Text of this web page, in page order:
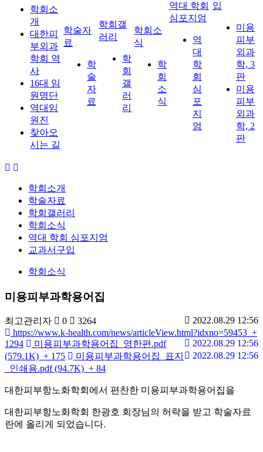
학회소
개
대한피
부외과
학회 역
사
16대 임
원명단
역대임
원진
찾아오
시는 길
학술자
료
학
술
자
료
학회갤
러리
학
회
갤
러
리
학회소
식
학
회
소
식
역대 학회
심포지엄
역
대
학
회
심
포
지
엄
입
미용
피부
외과
학, 3
판
미용
피부
외과
학, 2
판
학회소개
학술자료
학회갤러리
학회소식
역대 학회 심포지엄
교과서구입
학회소식
미용피부과학용어집
최고관리자 0 3264
2022.08.29 12:56
https://www.k-health.com/news/articleView.html?idxno=59453 +
1294
2022.08.29 12:56
미용피부과학용어집_영한편.pdf
(579.1K) + 175 2022.08.29 12:56
미용피부과학용어집_표지
_인쇄용.pdf (94.7K) + 84
대한피부항노화학회에서 편찬한 미용피부과학용어집을
대한피부항노화학회 한광호 회장님의 허락을 받고 학술자료
란에 올리게 되었습니다.